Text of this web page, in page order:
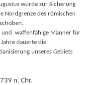
wurde zur Sicherung
Nordgrenze des römischen
und waffenfähige Männer für
dauerte die
unseres Gebiets
n. Chr.